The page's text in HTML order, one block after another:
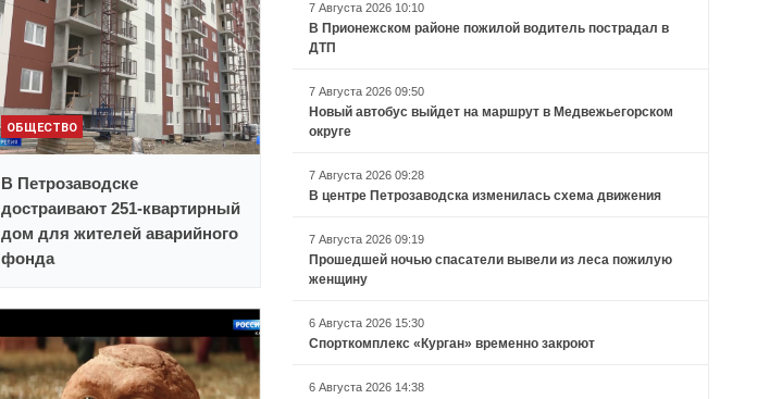
ОБЩЕСТВО
В Петрозаводске
достраивают 251-квартирный
дом для жителей аварийного
фонда
7 Августа 2026 10:10
В Прионежском районе пожилой водитель пострадал в
ДТП
7 Августа 2026 09:50
Новый автобус выйдет на маршрут в Медвежьегорском
округе
7 Августа 2026 09:28
В центре Петрозаводска изменилась схема движения
7 Августа 2026 09:19
Прошедшей ночью спасатели вывели из леса пожилую
женщину
6 Августа 2026 15:30
Спорткомплекс «Курган» временно закроют
6 Августа 2026 14:38